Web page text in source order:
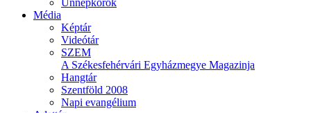
Ünnepkörök
Média
Képtár
Videótár
SZEM
A Székesfehérvári Egyházmegye Magazinja
Hangtár
Szentföld 2008
Napi evangélium